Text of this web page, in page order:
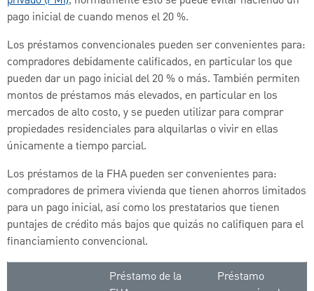
pago inicial de cuando menos el 20 %.
Los préstamos convencionales pueden ser convenientes para:
compradores debidamente calificados, en particular los que
pueden dar un pago inicial del 20 % o más. También permiten
montos de préstamos más elevados, en particular en los
mercados de alto costo, y se pueden utilizar para comprar
propiedades residenciales para alquilarlas o vivir en ellas
únicamente a tiempo parcial.
Los préstamos de la FHA pueden ser convenientes para:
compradores de primera vivienda que tienen ahorros limitados
para un pago inicial, así como los prestatarios que tienen
puntajes de crédito más bajos que quizás no califiquen para el
financiamiento convencional.
Préstamo de la
Préstamo